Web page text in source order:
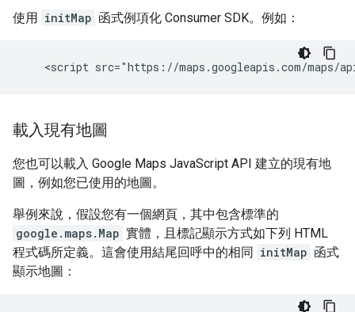
使用 initMap 函式例項化 Consumer SDK。例如：
載入現有地圖
您也可以載入 Google Maps JavaScript API 建立的現有地
圖，例如您已使用的地圖。
舉例來說，假設您有一個網頁，其中包含標準的
google.maps.Map 實體，且標記顯示方式如下列 HTML
程式碼所定義。這會使用結尾回呼中的相同 initMap 函式
顯示地圖：